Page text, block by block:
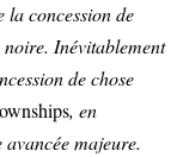
la concession de
Inévitablement
de chose
, en
majeure.